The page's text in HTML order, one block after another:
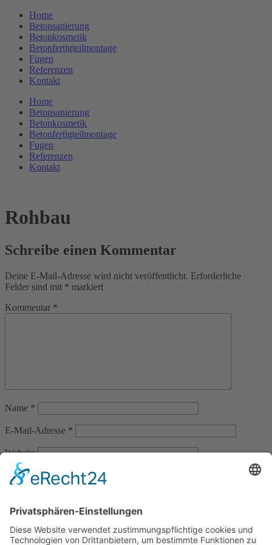
Zum
Inhalt
springen
Home
Betonsanierung
Betonkosmetik
Betonfertigteilmontage
Fugen
Referenzen
Kontakt
Home
Betonsanierung
Betonkosmetik
Betonfertigteilmontage
Fugen
Referenzen
Kontakt
Rohbau
Schreibe einen Kommentar
Deine E-Mail-Adresse wird nicht veröffentlicht. Erforderliche
Felder sind mit * markiert
Kommentar *
Name *
E-Mail-Adresse *
Website
Name, E-Mail-Adresse und Website in diesem Browser für
meinen nächsten Kommentar speichern.